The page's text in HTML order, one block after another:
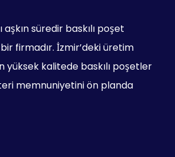
aşkın süredir baskılı poşet
firmadır. İzmir’deki üretim
yüksek kalitede baskılı poşetler
memnuniyetini ön planda